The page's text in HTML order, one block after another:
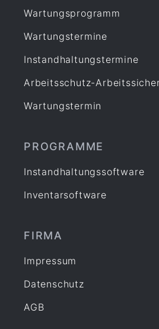
Wartungsprogramm
Wartungstermine
Instandhaltungstermine
Arbeitsschutz-
Wartungstermin
PROGRAMME
Instandhaltungssoftware
Inventarsoftware
FIRMA
Impressum
Datenschutz
AGB